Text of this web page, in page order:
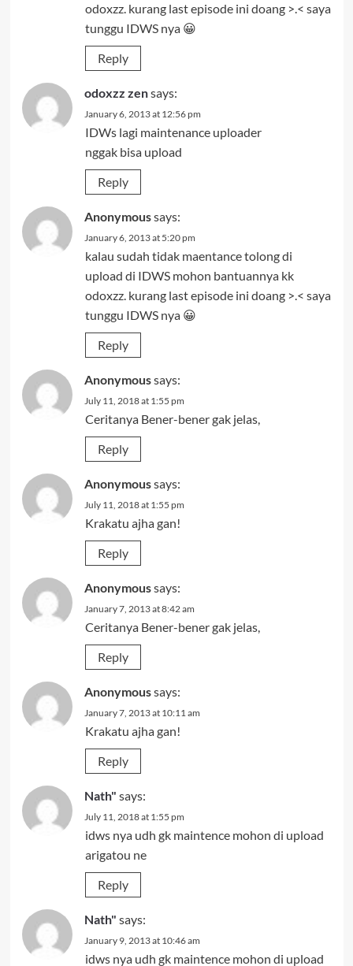
odoxzz. kurang last episode ini doang >.< saya
tunggu IDWS nya 😀
Reply
odoxzz zensays:
January 6, 2013 at 12:56 pm
IDWs lagi maintenance uploader
nggak bisa upload
Reply
Anonymoussays:
January 6, 2013 at 5:20 pm
kalau sudah tidak maentance tolong di
upload di IDWS mohon bantuannya kk
odoxzz. kurang last episode ini doang >.< saya
tunggu IDWS nya 😀
Reply
Anonymoussays:
July 11, 2018 at 1:55 pm
Ceritanya Bener-bener gak jelas,
Reply
Anonymoussays:
July 11, 2018 at 1:55 pm
Krakatu ajha gan!
Reply
Anonymoussays:
January 7, 2013 at 8:42 am
Ceritanya Bener-bener gak jelas,
Reply
Anonymoussays:
January 7, 2013 at 10:11 am
Krakatu ajha gan!
Reply
Nath" says:
July 11, 2018 at 1:55 pm
idws nya udh gk maintence mohon di upload
arigatou ne
Reply
Nath" says:
January 9, 2013 at 10:46 am
idws nya udh gk maintence mohon di upload